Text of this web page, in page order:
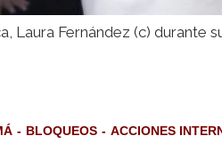
Laura Fernández (c) durante
BLOQUEOS ACCIONES